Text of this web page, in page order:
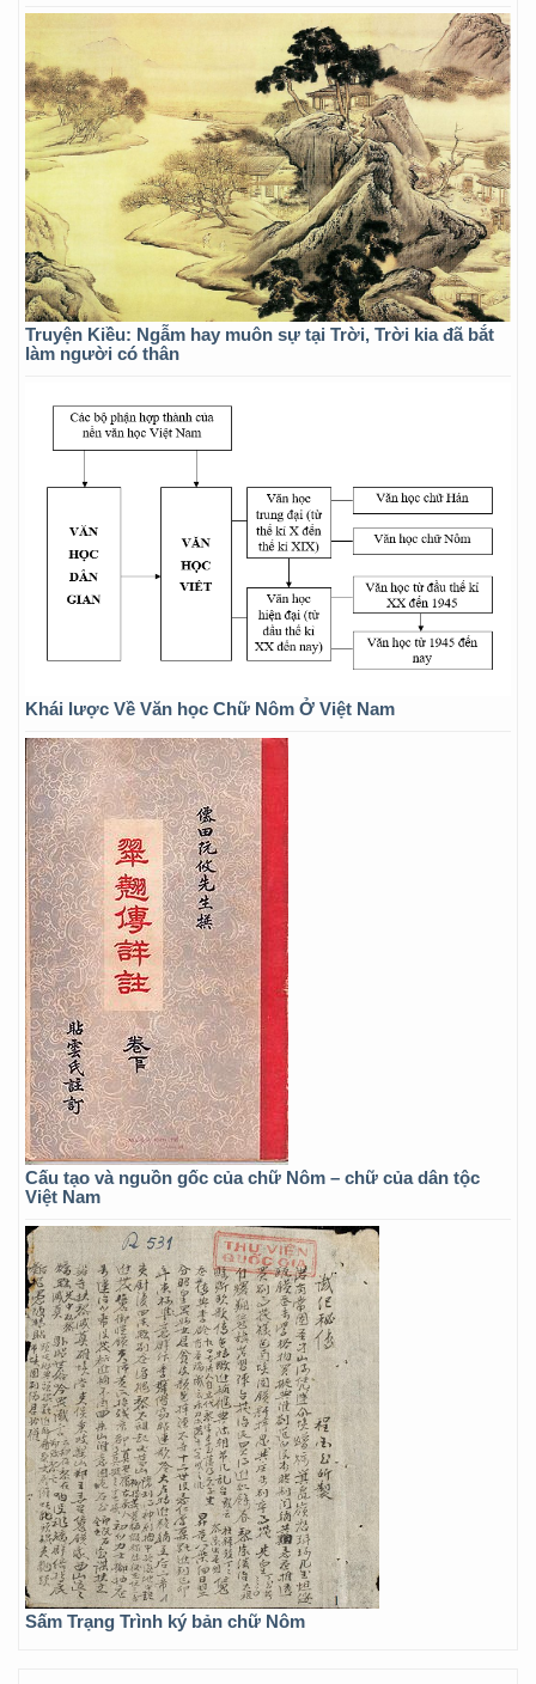
Truyện Kiều: Ngẫm hay muôn sự tại Trời, Trời kia đã bắt
làm người có thân
Khái lược Về Văn học Chữ Nôm Ở Việt Nam
Cấu tạo và nguồn gốc của chữ Nôm – chữ của dân tộc
Việt Nam
Sấm Trạng Trình ký bản chữ Nôm